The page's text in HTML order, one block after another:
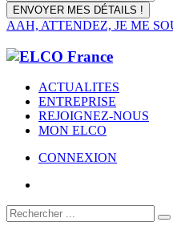
AAH, ATTENDEZ, JE ME
ACTUALITES
ENTREPRISE
REJOIGNEZ-NOUS
MON ELCO
CONNEXION